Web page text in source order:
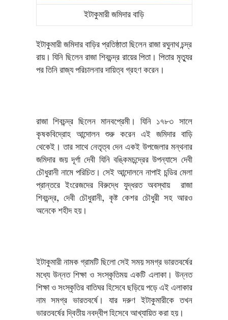
ইটাকুমারী জমিদার বাড়ি
ইটাকুমারী জমিদার বাড়ির প্রতিষ্ঠাতা ছিলেন রাজা রঘুনাথ চন্দ্র
রায়। যিনি ছিলেন রাজা শিবচন্দ্র রায়ের পিতা। পিতার মৃত্যুর
পর তিনি রাজ্য পরিচালনার দায়িত্ব গ্রহণ করেন।
রাজা শিবচন্দ্র ছিলেন মানবপ্রেমী। যিনি ১৭৮৩ সালে
কৃষকবিদ্রোহ আন্দোলন শুরু করেন এই জমিদার বাড়ি
থেকেই। তার সাথে নেতৃত্ব দেন একই উপজেলার মন্থনার
জমিদার জয় দূর্গা দেবী যিনি বঙ্কিমচন্দ্রের উপন্যাসে দেবী
চৌধুরানী নামে পরিচিত। সেই আন্দোলনে নাপাই চন্ডির মেলা
প্রান্তরে ইংরেজদের বিরুদ্ধে যুদ্ধরত অবস্থায় রাজা
শিবচন্দ্র, দেবী চৌধুরানী, কৃষ্ট কেশর চৌধুরী সহ আরও
অনেকে শহীদ হয়।
ইটাকুমারী নামক গ্রামটি ছিলো সেই সময় সমগ্র ভারতবর্ষের
মধ্যে উন্নত শিক্ষা ও সংস্কৃতিময় একটি এলাকা। উন্নত
শিক্ষা ও সংস্কৃতির বাতিঘর হিসেবে ছড়িয়ে পড়ে এই এলাকার
নাম সমগ্র ভারতবর্ষে। যার দরুণ ইটাকুমারীকে তখন
ভারতবর্ষের দ্বিতীয় নবদ্বীপ হিসেবে আখ্যায়িত করা হয়।